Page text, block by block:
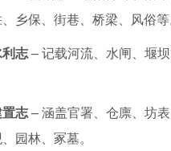
乡保、街巷、桥梁、风俗等
志– 记载河流、水闸、堰
志– 涵盖官署、仓廪、坊
园林、冢墓。